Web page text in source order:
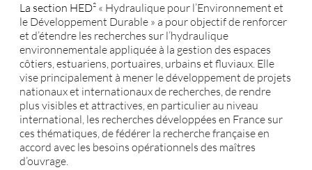
La section HED² « Hydraulique pour l’Environnement et
le Développement Durable » a pour objectif de renforcer
et d’étendre les recherches sur l’hydraulique
environnementale appliquée à la gestion des espaces
côtiers, estuariens, portuaires, urbains et fluviaux. Elle
vise principalement à mener le développement de projets
nationaux et internationaux de recherches, de rendre
plus visibles et attractives, en particulier au niveau
international, les recherches développées en France sur
ces thématiques, de fédérer la recherche française en
accord avec les besoins opérationnels des maîtres
d’ouvrage.